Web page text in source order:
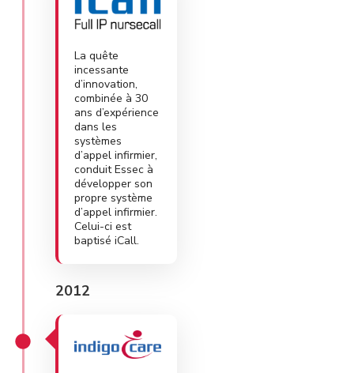
La quête
incessante
d’innovation,
combinée à 30
ans d’expérience
dans les
systèmes
d’appel infirmier,
conduit Essec à
développer son
propre système
d’appel infirmier.
Celui-ci est
baptisé iCall.
2012